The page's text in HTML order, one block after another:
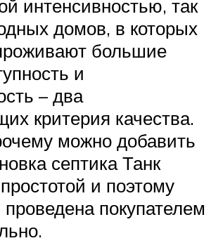
интенсивностью, так
домов, в которых
большие
и
– два
критерия качества.
можно добавить
септика Танк
и поэтому
покупателем